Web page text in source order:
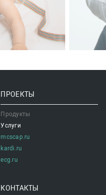
ПРОЕКТЫ
Продукты
Услуги
mcscap.ru
kardi.ru
ecg.ru
КОНТАКТЫ